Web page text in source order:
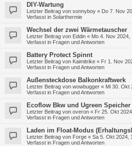
DIY-Wartung
Letzter Beitrag von sonnyboy « Do 7. Nov
Verfasst in Solarthermie
Wechsel der zwei Wärmetauscher
Letzter Beitrag von Eddin « Mo 4. Nov 2024,
Verfasst in Fragen und Antworten
Battery Protect Spinnt
Letzter Beitrag von Kaimitrike « Fr 1. Nov
Verfasst in Fragen und Antworten
Außensteckdose Balkonkraftwerk
Letzter Beitrag von wowbugger « Mi 30. Okt
Verfasst in Fragen und Antworten
Ecoflow Bkw und Ugreen Speicher
Letzter Beitrag von overon « Fr 25. Okt
Verfasst in Fragen und Antworten
Laden im Float-Modus
Letzter Beitrag von Forge « Sa 5. Okt 2024,
Verfasst in Fragen und Antworten